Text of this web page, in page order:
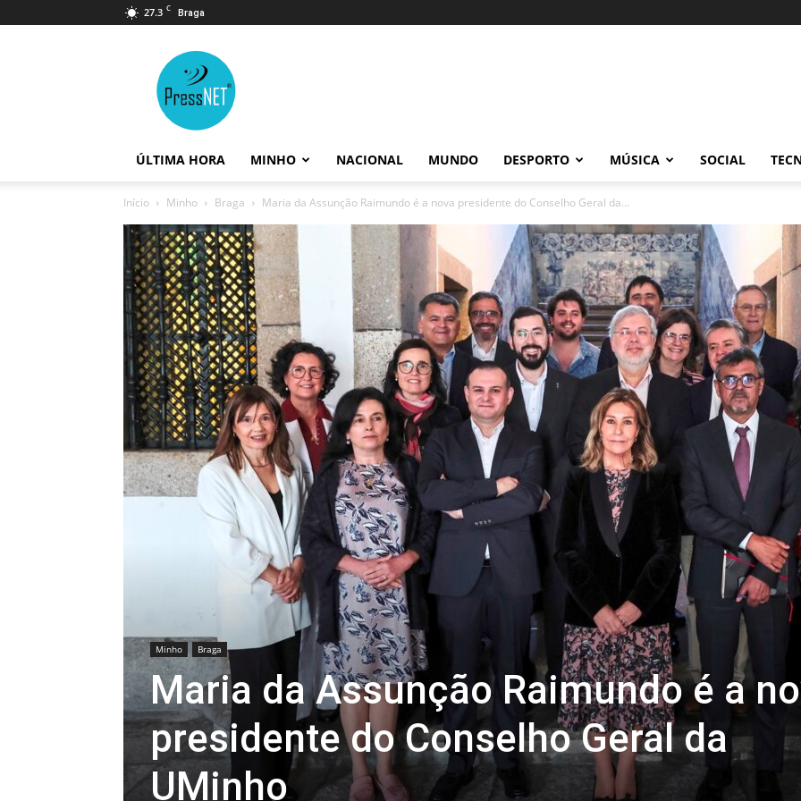
27.3 C Braga
ÚLTIMA HORA MINHO NACIONAL MUNDO DESPORTO MÚSICA SOCIAL
Início Minho Braga Maria da Assunção Raimundo é a nova presidente do Conselho Geral da...
Minho Braga
Maria da Assunção Raimundo é a
presidente do Conselho Geral da
UMinho